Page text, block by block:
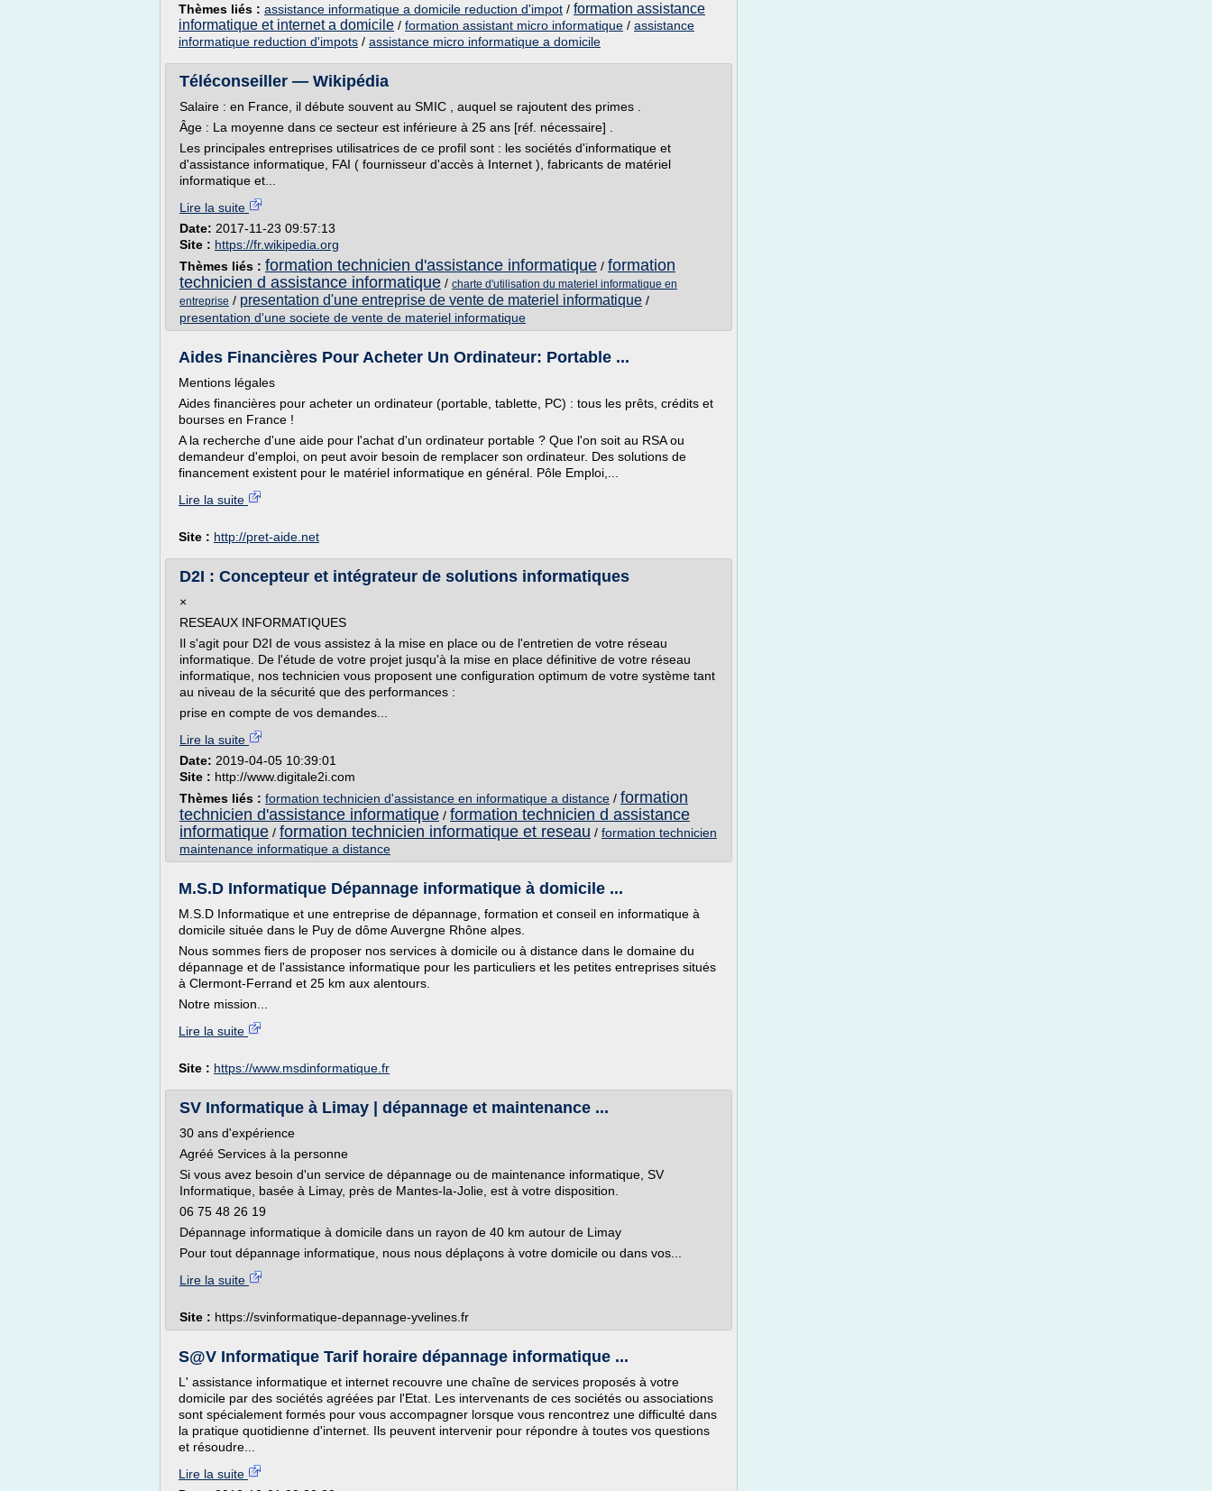
Thèmes liés : assistance informatique a domicile reduction d'impot / formation assistance
informatique et internet a domicile / formation assistant micro informatique / assistance
informatique reduction d'impots / assistance micro informatique a domicile
Téléconseiller — Wikipédia
Salaire : en France, il débute souvent au SMIC , auquel se rajoutent des primes .
Âge : La moyenne dans ce secteur est inférieure à 25 ans [réf. nécessaire] .
Les principales entreprises utilisatrices de ce profil sont : les sociétés d'informatique et
d'assistance informatique, FAI ( fournisseur d'accès à Internet ), fabricants de matériel
informatique et...
Lire la suite
Date: 2017-11-23 09:57:13
Site : https://fr.wikipedia.org
Thèmes liés : formation technicien d'assistance informatique / formation
technicien d assistance informatique / charte d'utilisation du materiel informatique en
entreprise / presentation d'une entreprise de vente de materiel informatique /
presentation d'une societe de vente de materiel informatique
Aides Financières Pour Acheter Un Ordinateur: Portable ...
Mentions légales
Aides financières pour acheter un ordinateur (portable, tablette, PC) : tous les prêts, crédits et
bourses en France !
A la recherche d'une aide pour l'achat d'un ordinateur portable ? Que l'on soit au RSA ou
demandeur d'emploi, on peut avoir besoin de remplacer son ordinateur. Des solutions de
financement existent pour le matériel informatique en général. Pôle Emploi,...
Lire la suite
Site : http://pret-aide.net
D2I : Concepteur et intégrateur de solutions informatiques
×
RESEAUX INFORMATIQUES
Il s'agit pour D2I de vous assistez à la mise en place ou de l'entretien de votre réseau
informatique. De l'étude de votre projet jusqu'à la mise en place définitive de votre réseau
informatique, nos technicien vous proposent une configuration optimum de votre système tant
au niveau de la sécurité que des performances :
prise en compte de vos demandes...
Lire la suite
Date: 2019-04-05 10:39:01
Site : http://www.digitale2i.com
Thèmes liés : formation technicien d'assistance en informatique a distance / formation
technicien d'assistance informatique / formation technicien d assistance
informatique / formation technicien informatique et reseau / formation technicien
maintenance informatique a distance
M.S.D Informatique Dépannage informatique à domicile ...
M.S.D Informatique et une entreprise de dépannage, formation et conseil en informatique à
domicile située dans le Puy de dôme Auvergne Rhône alpes.
Nous sommes fiers de proposer nos services à domicile ou à distance dans le domaine du
dépannage et de l'assistance informatique pour les particuliers et les petites entreprises situés
à Clermont-Ferrand et 25 km aux alentours.
Notre mission...
Lire la suite
Site : https://www.msdinformatique.fr
SV Informatique à Limay | dépannage et maintenance ...
30 ans d'expérience
Agréé Services à la personne
Si vous avez besoin d'un service de dépannage ou de maintenance informatique, SV
Informatique, basée à Limay, près de Mantes-la-Jolie, est à votre disposition.
06 75 48 26 19
Dépannage informatique à domicile dans un rayon de 40 km autour de Limay
Pour tout dépannage informatique, nous nous déplaçons à votre domicile ou dans vos...
Lire la suite
Site : https://svinformatique-depannage-yvelines.fr
S@V Informatique Tarif horaire dépannage informatique ...
L' assistance informatique et internet recouvre une chaîne de services proposés à votre
domicile par des sociétés agréées par l'Etat. Les intervenants de ces sociétés ou associations
sont spécialement formés pour vous accompagner lorsque vous rencontrez une difficulté dans
la pratique quotidienne d'internet. Ils peuvent intervenir pour répondre à toutes vos questions
et résoudre...
Lire la suite